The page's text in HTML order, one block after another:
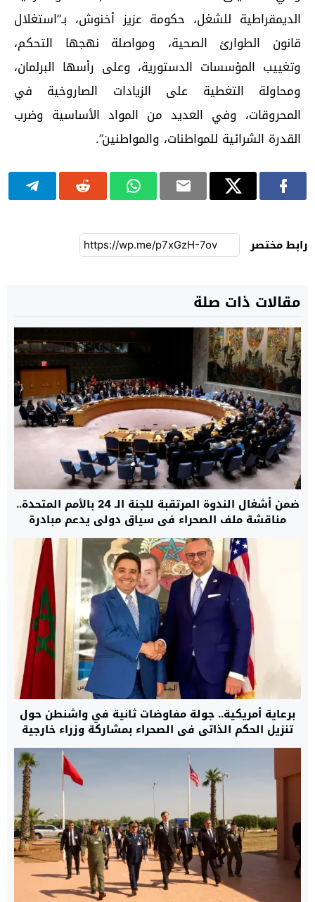
الديمقراطية للشغل، حكومة عزيز أخنوش، بـ”استغلال
قانون الطوارئ الصحية، ومواصلة نهجها التحكم،
وتغييب المؤسسات الدستورية، وعلى رأسها البرلمان،
ومحاولة التغطية على الزيادات الصاروخية في
المحروقات، وفي العديد من المواد الأساسية وضرب
القدرة الشرائية للمواطنات، والمواطنين”.
رابط مختصر
مقالات ذات صلة
ضمن أشغال الندوة المرتقبة للجنة الـ 24 بالأمم المتحدة..
مناقشة ملف الصحراء في سياق دولي يدعم مبادرة
الحكم الذاتي المغربية
برعاية أمريكية.. جولة مفاوضات ثانية في واشنطن حول
تنزيل الحكم الذاتي في الصحراء بمشاركة وزراء خارجية
المغرب، الجزائر، موريتانيا وممثل جبهة البوليساريو